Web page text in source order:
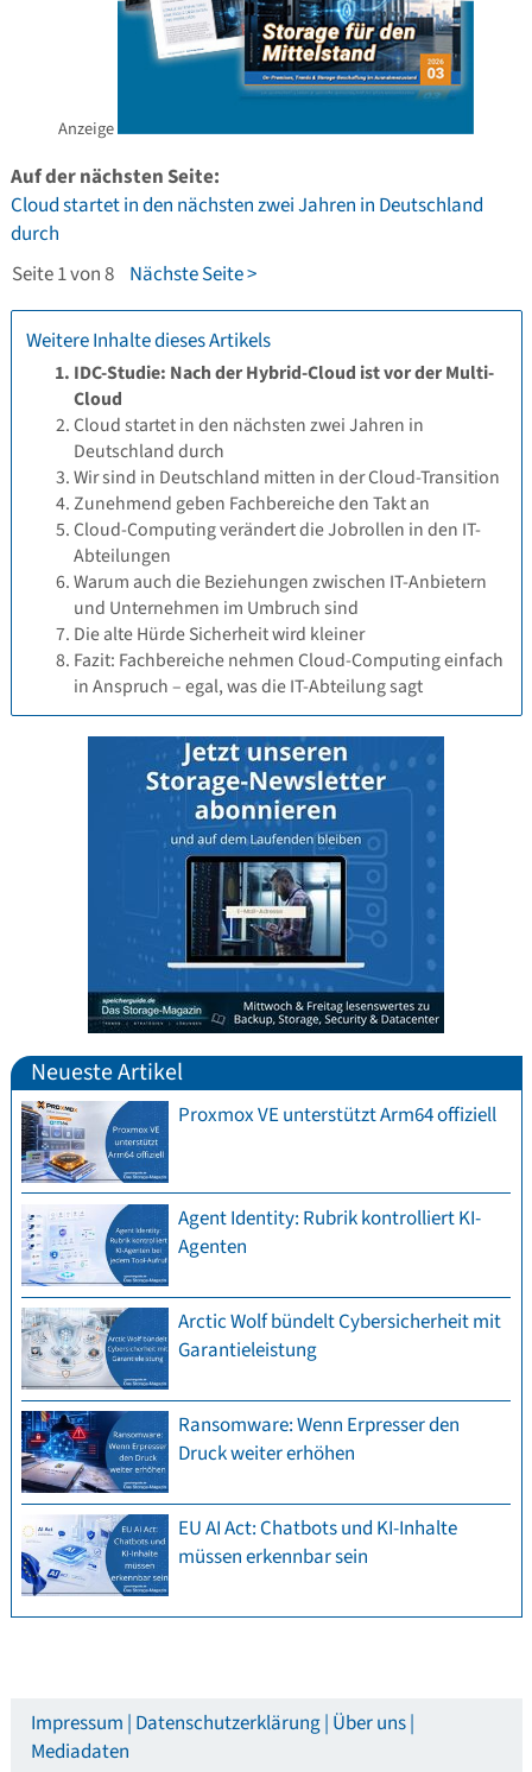
Anzeige
Auf der nächsten Seite:
Cloud startet in den nächsten zwei Jahren in Deutschland
durch
Seite 1 von 8
Nächste Seite >
Weitere Inhalte dieses Artikels
IDC-Studie: Nach der Hybrid-Cloud ist vor der Multi-
Cloud
Cloud startet in den nächsten zwei Jahren in
Deutschland durch
Wir sind in Deutschland mitten in der Cloud-Transition
Zunehmend geben Fachbereiche den Takt an
Cloud-Computing verändert die Jobrollen in den IT-
Abteilungen
Warum auch die Beziehungen zwischen IT-Anbietern
und Unternehmen im Umbruch sind
Die alte Hürde Sicherheit wird kleiner
Fazit: Fachbereiche nehmen Cloud-Computing einfach
in Anspruch – egal, was die IT-Abteilung sagt
Neueste Artikel
Proxmox VE unterstützt Arm64 offiziell
Agent Identity: Rubrik kontrolliert KI-
Agenten
Arctic Wolf bündelt Cybersicherheit mit
Garantieleistung
Ransomware: Wenn Erpresser den
Druck weiter erhöhen
EU AI Act: Chatbots und KI-Inhalte
müssen erkennbar sein
Impressum Datenschutzerklärung Über uns
Mediadaten